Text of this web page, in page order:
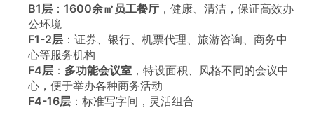
B1层 ：1600余㎡员工餐厅 ，健康、清洁，保证高效办
公环境
F1-2层 ：证券、银行、机票代理、旅游咨询、商务中
心等服务机构
F4层 ： 多功能会议室 ，特设面积、风格不同的会议中
心，便于举办各种商务活动
F4-16层 ：标准写字间，灵活组合